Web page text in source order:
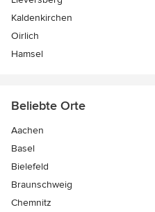
Kaldenkirchen
Oirlich
Hamsel
Beliebte Orte
Aachen
Basel
Bielefeld
Braunschweig
Chemnitz